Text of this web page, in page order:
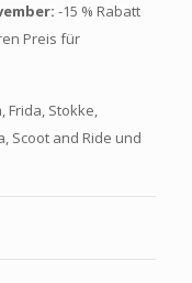
-15 % Rabatt
Preis für
Frida, Stokke,
Scoot and Ride und